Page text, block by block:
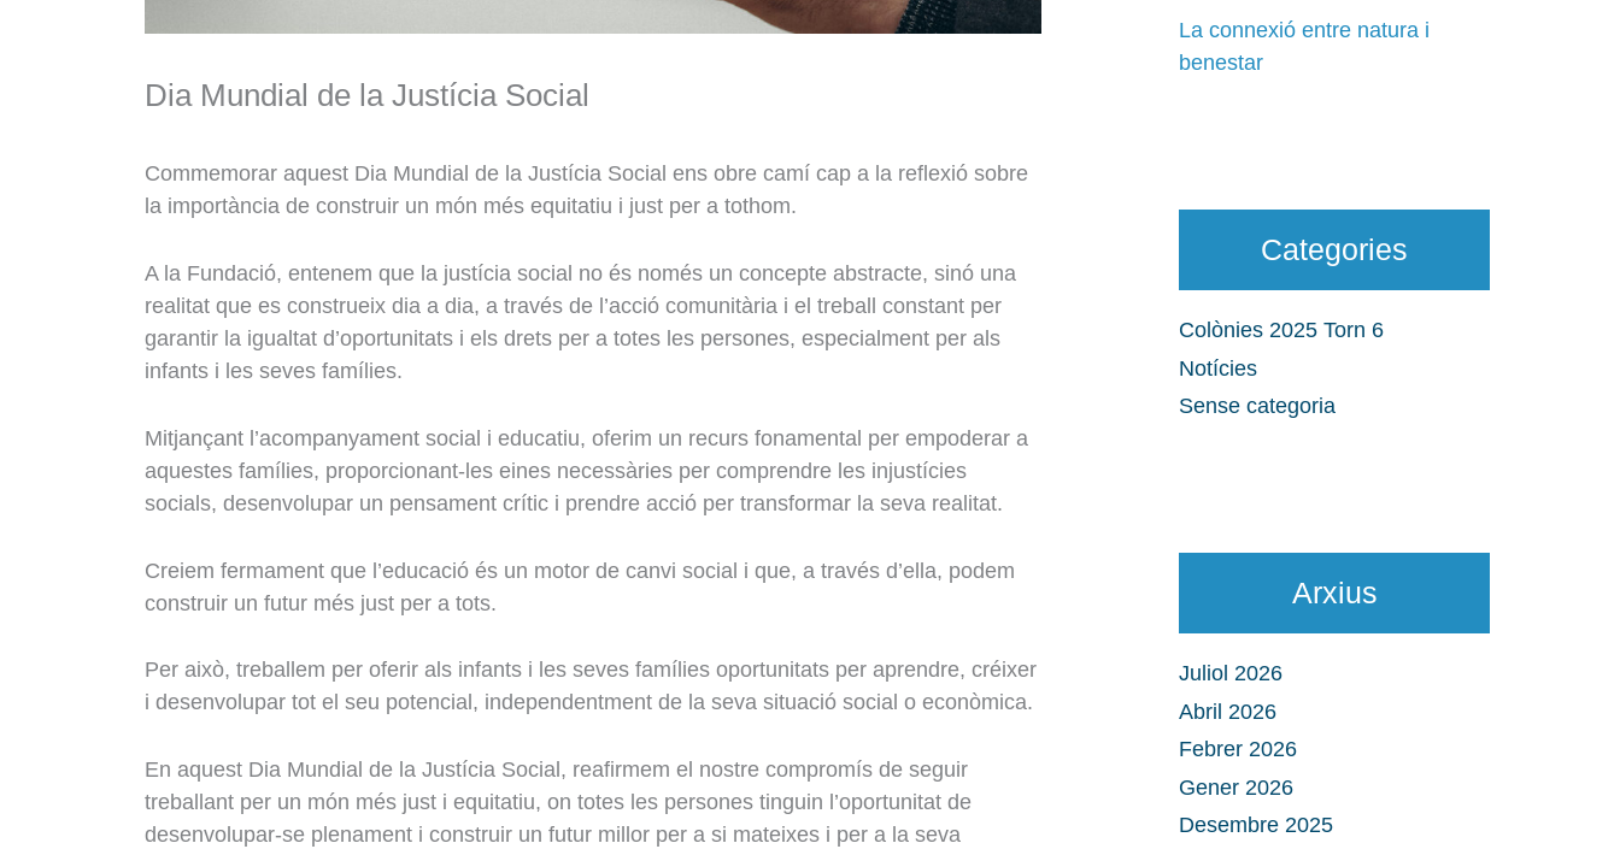
Dia Mundial de la Justícia Social
Commemorar aquest Dia Mundial de la Justícia Social ens obre camí cap a la reflexió sobre
la importància de construir un món més equitatiu i just per a tothom.
A la Fundació, entenem que la justícia social no és només un concepte abstracte, sinó una
realitat que es construeix dia a dia, a través de l’acció comunitària i el treball constant per
garantir la igualtat d’oportunitats i els drets per a totes les persones, especialment per als
infants i les seves famílies.
Mitjançant l’acompanyament social i educatiu, oferim un recurs fonamental per empoderar a
aquestes famílies, proporcionant-les eines necessàries per comprendre les injustícies
socials, desenvolupar un pensament crític i prendre acció per transformar la seva realitat.
Creiem fermament que l’educació és un motor de canvi social i que, a través d’ella, podem
construir un futur més just per a tots.
Per això, treballem per oferir als infants i les seves famílies oportunitats per aprendre, créixer
i desenvolupar tot el seu potencial, independentment de la seva situació social o econòmica.
En aquest Dia Mundial de la Justícia Social, reafirmem el nostre compromís de seguir
treballant per un món més just i equitatiu, on totes les persones tinguin l’oportunitat de
desenvolupar-se plenament i construir un futur millor per a si mateixes i per a la seva
La connexió entre natura i
benestar
Categories
Colònies 2025 Torn 6
Notícies
Sense categoria
Arxius
Juliol 2026
Abril 2026
Febrer 2026
Gener 2026
Desembre 2025